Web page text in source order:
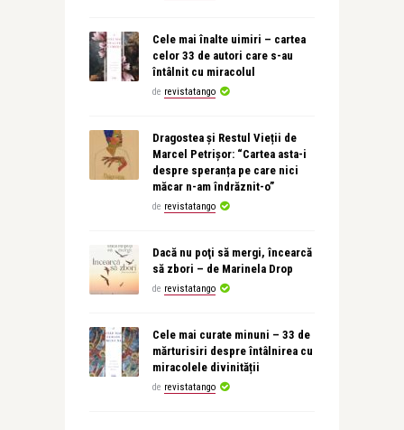
Cele mai înalte uimiri – cartea
celor 33 de autori care s-au
întâlnit cu miracolul
de revistatango
Dragostea și Restul Vieții de
Marcel Petrișor: “Cartea asta-i
despre speranța pe care nici
măcar n-am îndrăznit-o”
de revistatango
Dacă nu poţi să mergi, încearcă
să zbori – de Marinela Drop
de revistatango
Cele mai curate minuni – 33 de
mărturisiri despre întâlnirea cu
miracolele divinității
de revistatango